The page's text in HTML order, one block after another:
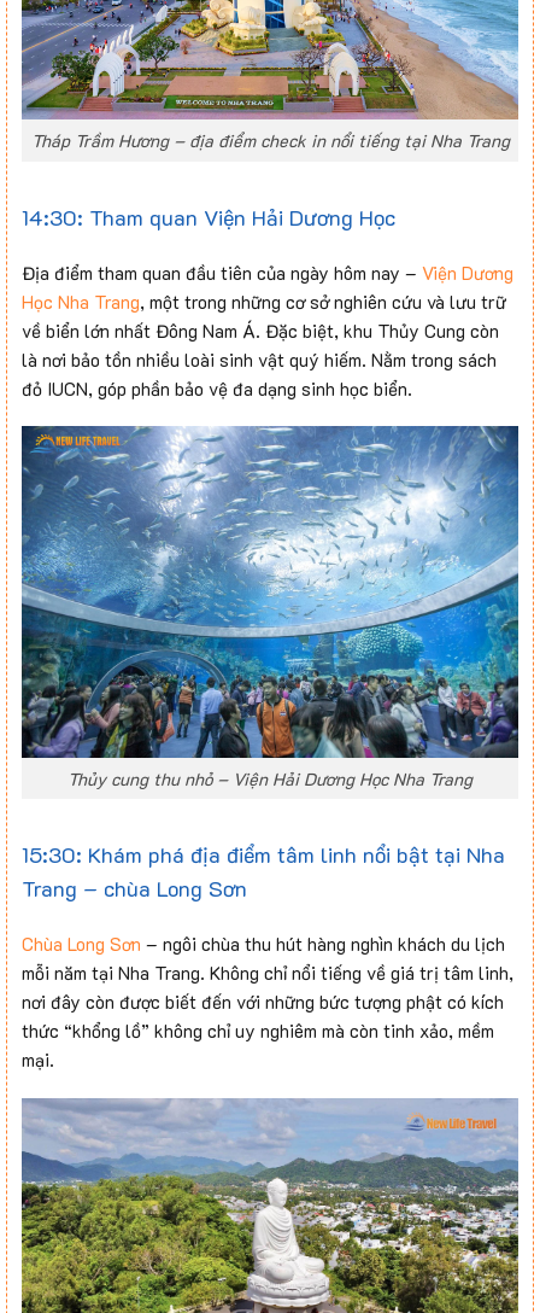
Tháp Trầm Hương – địa điểm check in nổi tiếng tại Nha Trang
14:30: Tham quan Viện Hải Dương Học
Địa điểm tham quan đầu tiên của ngày hôm nay – Viện Dương
Học Nha Trang, một trong những cơ sở nghiên cứu và lưu trữ
về biển lớn nhất Đông Nam Á. Đặc biệt, khu Thủy Cung còn
là nơi bảo tồn nhiều loài sinh vật quý hiếm. Nằm trong sách
đỏ IUCN, góp phần bảo vệ đa dạng sinh học biển.
Thủy cung thu nhỏ – Viện Hải Dương Học Nha Trang
15:30: Khám phá địa điểm tâm linh nổi bật tại Nha
Trang – chùa Long Sơn
Chùa Long Sơn – ngôi chùa thu hút hàng nghìn khách du lịch
mỗi năm tại Nha Trang. Không chỉ nổi tiếng về giá trị tâm linh,
nơi đây còn được biết đến với những bức tượng phật có kích
thức “khổng lồ” không chỉ uy nghiêm mà còn tinh xảo, mềm
mại.